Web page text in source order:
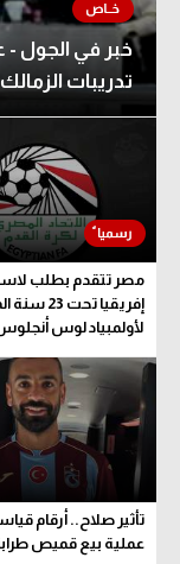
خبر في الجول -
تدريبات الزمالك
مصر تتقدم بطلب
إفريقيا تحت
لأولمبياد لوس
تأثير صلاح.. أرقام
عملية بيع قميص